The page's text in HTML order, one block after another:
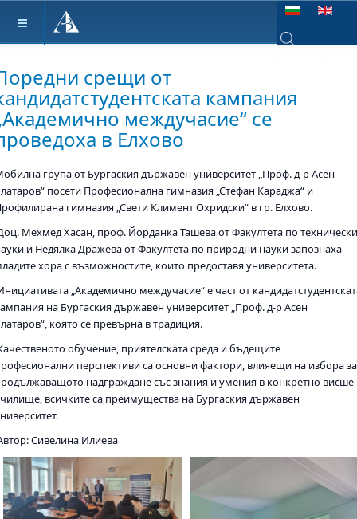
Изберете език
срещи от
кампания
междучасие“ се
в Елхово
група от Бургаския държавен университет „Проф. д-р Асен
посети Професионална гимназия „Стефан Караджа“ и
гимназия „Свети Климент Охридски“ в гр. Елхово.
Мехмед Хасан, проф. Йорданка Ташева от Факултета по
и Недялка Дражева от Факултета по природни науки запознаха
хора с възможностите, които предоставя университета.
„Академично междучасие“ е част от
на Бургаския държавен университет „Проф. д-р Асен
която се превърна в традиция.
обучение, приятелската среда и бъдещите
перспективи са основни фактори, влияещи на избора за
надграждане със знания и умения в конкретно висше
всичките са преимущества на Бургаския държавен
Сивелина Илиева